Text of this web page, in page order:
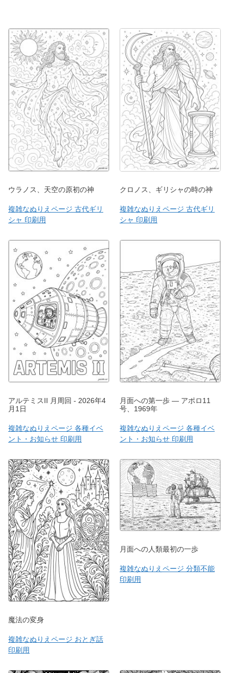
ウラノス、天空の原初の神
複雑なぬりえページ 古代ギリ
シャ 印刷用
クロノス、ギリシャの時の神
複雑なぬりえページ 古代ギリ
シャ 印刷用
アルテミスII 月周回 - 2026年4
月1日
複雑なぬりえページ 各種イベ
ント・お知らせ 印刷用
月面への第一歩 — アポロ11
号、1969年
複雑なぬりえページ 各種イベ
ント・お知らせ 印刷用
魔法の変身
複雑なぬりえページ おとぎ話
印刷用
月面への人類最初の一歩
複雑なぬりえページ 分類不能
印刷用